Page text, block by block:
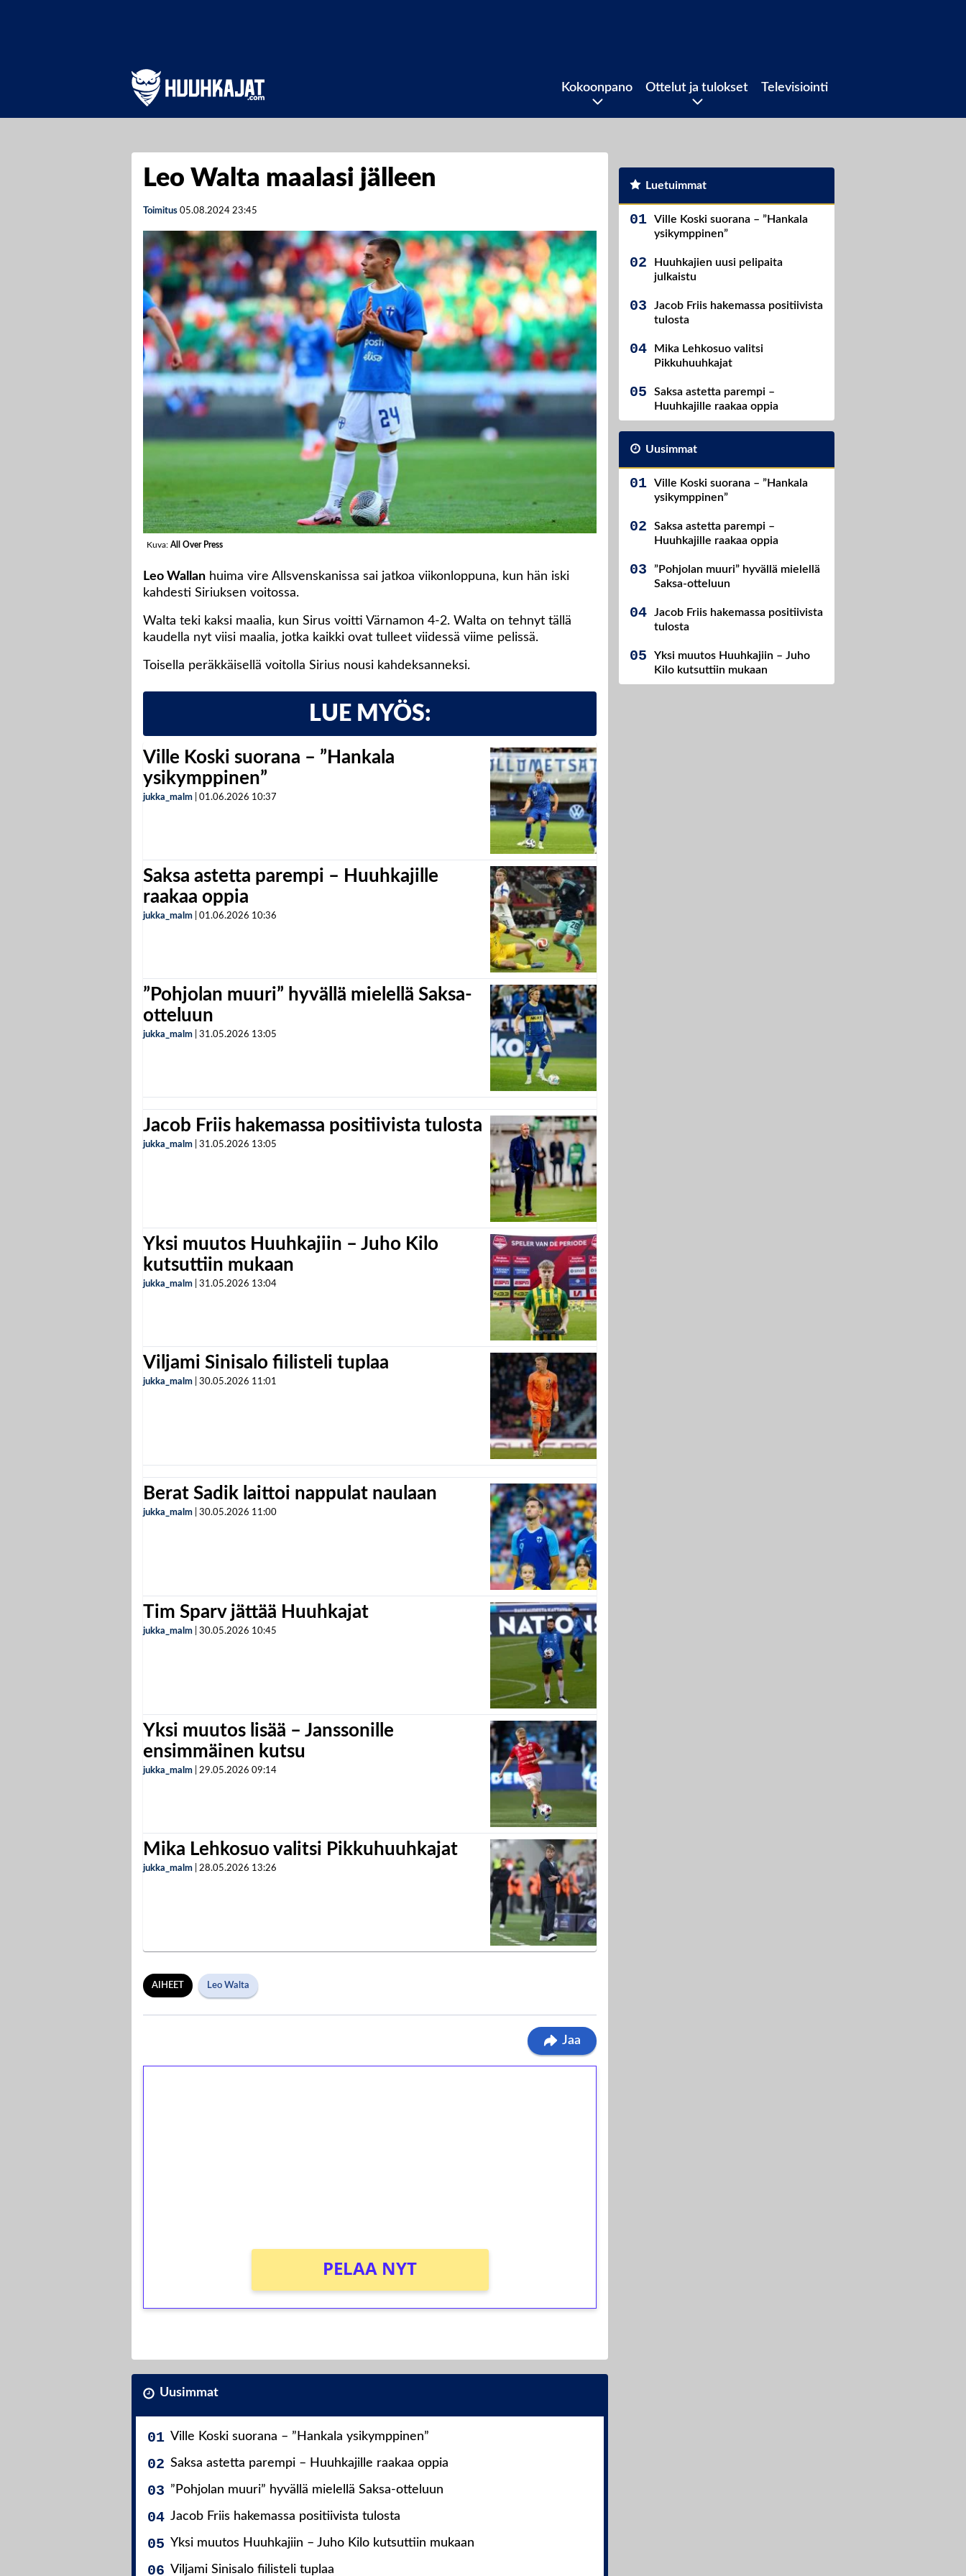
Kokoonpano Ottelut ja tulokset Televisiointi
Leo Walta maalasi jälleen
Toimitus 05.08.2024 23:45
Kuva: All Over Press
Leo Wallan huima vire Allsvenskanissa sai jatkoa viikonloppuna, kun hän iski
kahdesti Siriuksen voitossa.
Walta teki kaksi maalia, kun Sirus voitti Värnamon 4-2. Walta on tehnyt tällä
kaudella nyt viisi maalia, jotka kaikki ovat tulleet viidessä viime pelissä.
Toisella peräkkäisellä voitolla Sirius nousi kahdeksanneksi.
LUE MYÖS:
Ville Koski suorana – ”Hankala
ysikymppinen”
jukka_malm 01.06.2026 10:37
Saksa astetta parempi – Huuhkajille
raakaa oppia
jukka_malm 01.06.2026 10:36
”Pohjolan muuri” hyvällä mielellä Saksa-
otteluun
jukka_malm 31.05.2026 13:05
Jacob Friis hakemassa positiivista tulosta
jukka_malm 31.05.2026 13:05
Yksi muutos Huuhkajiin – Juho Kilo
kutsuttiin mukaan
jukka_malm 31.05.2026 13:04
Viljami Sinisalo fiilisteli tuplaa
jukka_malm 30.05.2026 11:01
Berat Sadik laittoi nappulat naulaan
jukka_malm 30.05.2026 11:00
Tim Sparv jättää Huuhkajat
jukka_malm 30.05.2026 10:45
Yksi muutos lisää – Janssonille
ensimmäinen kutsu
jukka_malm 29.05.2026 09:14
Mika Lehkosuo valitsi Pikkuhuuhkajat
jukka_malm 28.05.2026 13:26
AIHEET Leo Walta
Jaa
PELAA NYT
Uusimmat
Ville Koski suorana – ”Hankala ysikymppinen”
Saksa astetta parempi – Huuhkajille raakaa oppia
”Pohjolan muuri” hyvällä mielellä Saksa-otteluun
Jacob Friis hakemassa positiivista tulosta
Yksi muutos Huuhkajiin – Juho Kilo kutsuttiin mukaan
Viljami Sinisalo fiilisteli tuplaa
Luetuimmat
Ville Koski suorana – ”Hankala
ysikymppinen”
Huuhkajien uusi pelipaita
julkaistu
Jacob Friis hakemassa positiivista
tulosta
Mika Lehkosuo valitsi
Pikkuhuuhkajat
Saksa astetta parempi –
Huuhkajille raakaa oppia
Uusimmat
Ville Koski suorana – ”Hankala
ysikymppinen”
Saksa astetta parempi –
Huuhkajille raakaa oppia
”Pohjolan muuri” hyvällä mielellä
Saksa-otteluun
Jacob Friis hakemassa positiivista
tulosta
Yksi muutos Huuhkajiin – Juho
Kilo kutsuttiin mukaan